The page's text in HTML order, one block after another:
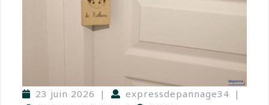
23 juin 2026 | expressdepannage34 |